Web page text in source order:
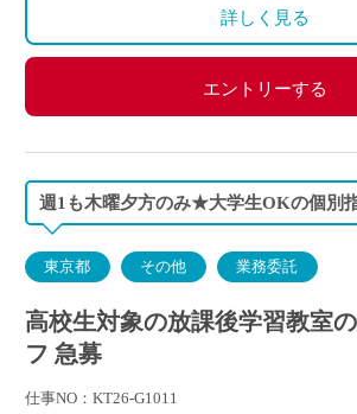
※月に1日からご出講可能です。
※学校行事等によりイレギュラー
詳しく見る
エントリーする
週1も木曜夕方のみ★大学生OKの個別
東京都 その他 業務委託
高校生対象の放課後学習教室
フ 急募
仕事NO：KT26-G1011